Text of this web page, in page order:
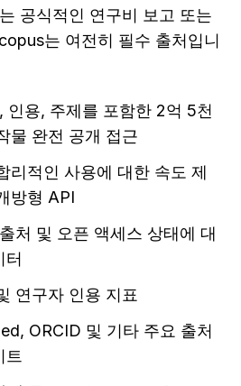
공식적인 연구비 보고 또는
는 여전히 필수 출처입니
인용, 주제를 포함한 2억 5천
물 완전 공개 접근
리적인 사용에 대한 속도 제
방형 API
처 및 오픈 액세스 상태에 대
터
연구자 인용 지표
ORCID 및 기타 주요 출처
트